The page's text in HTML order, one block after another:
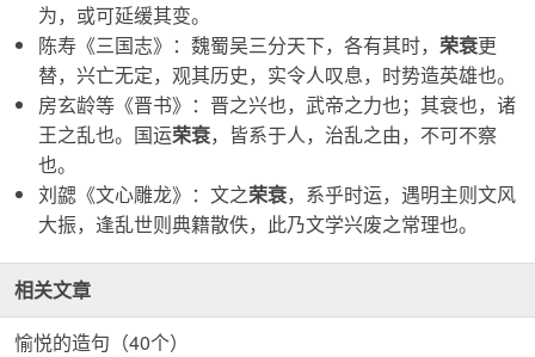
为，或可延缓其变。
陈寿《三国志》：魏蜀吴三分天下，各有其时， 荣衰更
替，兴亡无定，观其历史，实令人叹息，时势造英雄也。
房玄龄等《晋书》：晋之兴也，武帝之力也；其衰也，诸
王之乱也。国运荣衰，皆系于人，治乱之由，不可不察
也。
刘勰《文心雕龙》：文之荣衰，系乎时运，遇明主则文风
大振，逢乱世则典籍散佚，此乃文学兴废之常理也。
相关文章
愉悦的造句（40个）